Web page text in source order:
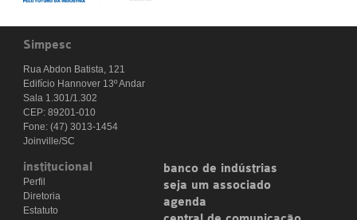
Simpesc
Rua Abdon Batista, 121
Edifício Hannover 13º Andar
Sala 1.301/1.302
CEP: 89201-010
Fone: (47) 3013-1454
Joinville/SC
institucional
Perfil
Diretoria
Estatuto
banco de indústrias
seja um associado
agenda